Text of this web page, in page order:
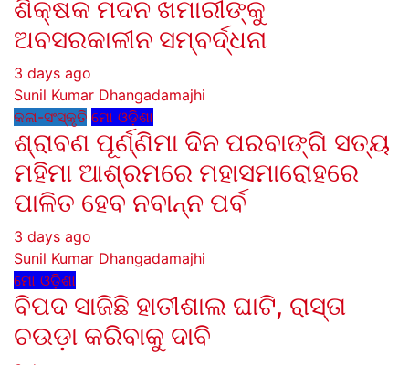
ଶିକ୍ଷକ ମଦନ ଖମାରୀଙ୍କୁ
ଅବସରକାଳୀନ ସମ୍ବର୍ଦ୍ଧନା
3 days ago
Sunil Kumar Dhangadamajhi
କଳା-ସଂସ୍କୃତି ମୋ ଓଡ଼ିଶା
ଶ୍ରାବଣ ପୂର୍ଣ୍ଣିମା ଦିନ ପରବାଙ୍ଗି ସତ୍ୟ
ମହିମା ଆଶ୍ରମରେ ମହାସମାରୋହରେ
ପାଳିତ ହେବ ନବାନ୍ନ ପର୍ବ
3 days ago
Sunil Kumar Dhangadamajhi
ମୋ ଓଡ଼ିଶା
ବିପଦ ସାଜିଛି ହାତୀଶାଲ ଘାଟି, ରାସ୍ତା
ଚଉଡ଼ା କରିବାକୁ ଦାବି